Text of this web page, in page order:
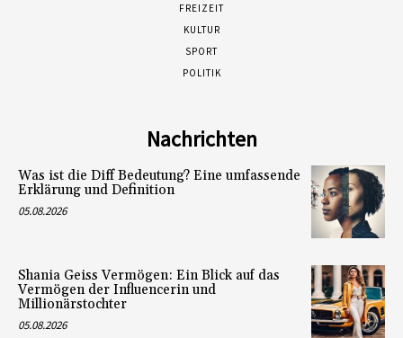
FREIZEIT
KULTUR
SPORT
POLITIK
Nachrichten
Was ist die Diff Bedeutung? Eine umfassende
Erklärung und Definition
05.08.2026
Shania Geiss Vermögen: Ein Blick auf das
Vermögen der Influencerin und
Millionärstochter
05.08.2026